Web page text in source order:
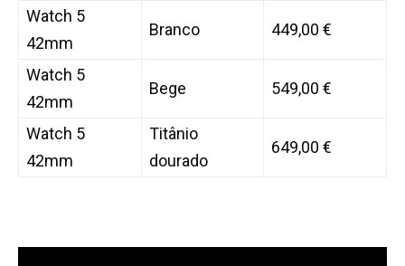
Watch 5
42mm
Branco 449,00 €
Watch 5
42mm
Bege 549,00 €
Watch 5
42mm
Titânio
dourado
649,00 €